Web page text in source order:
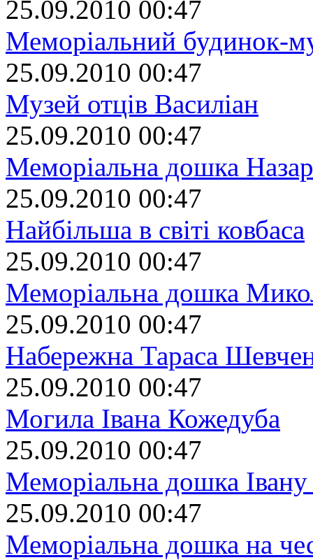
25.09.2010 00:47
Меморіальний будинок-
25.09.2010 00:47
Музей отців Василіан
25.09.2010 00:47
Меморіальна дошка
25.09.2010 00:47
Найбільша в світі ковбаса
25.09.2010 00:47
Меморіальна дошка
25.09.2010 00:47
Набережна Тараса
25.09.2010 00:47
Могила Івана Кожедуба
25.09.2010 00:47
Меморіальна дошка
25.09.2010 00:47
Меморіальна дошка на